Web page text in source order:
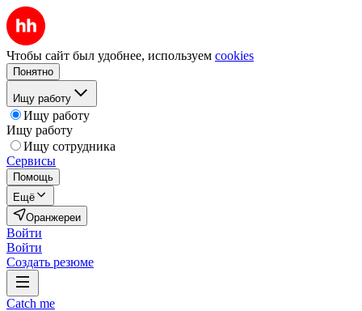
Чтобы сайт был удобнее, используем cookies
Понятно
Ищу работу
Ищу работу
Ищу работу
Ищу сотрудника
Сервисы
Помощь
Ещё
Оранжереи
Войти
Войти
Создать резюме
Catch me